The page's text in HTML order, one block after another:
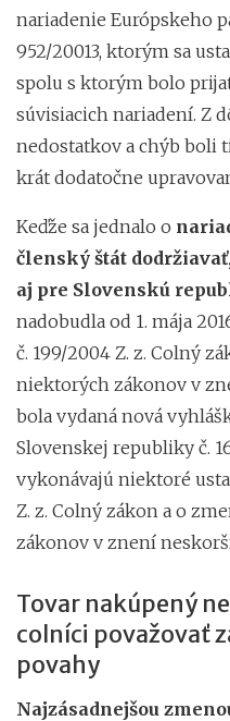
nariadenie Európskeho
952/20013, ktorým sa
spolu s ktorým bolo
súvisiacich nariadení. Z
nedostatkov a chýb boli
krát dodatočne
Keďže sa jednalo o
členský štát
aj pre Slovenskú
nadobudla od 1. mája
č. 199/2004 Z. z. Colný
niektorých zákonov v
bola vydaná nová
Slovenskej republiky č.
vykonávajú niektoré
Z. z. Colný zákon a o
zákonov v znení
Tovar nakúpený
colníci považovať
povahy
Najzásadnejšou